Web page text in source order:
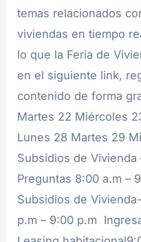
temas relacionados
viviendas en tiempo
lo que la Feria de
en el siguiente link,
contenido de forma
Martes 22 Miércoles
Lunes 28 Martes 29
Subsidios de
Preguntas 8:00 a.m –
Subsidios de
p.m – 9:00 p.m